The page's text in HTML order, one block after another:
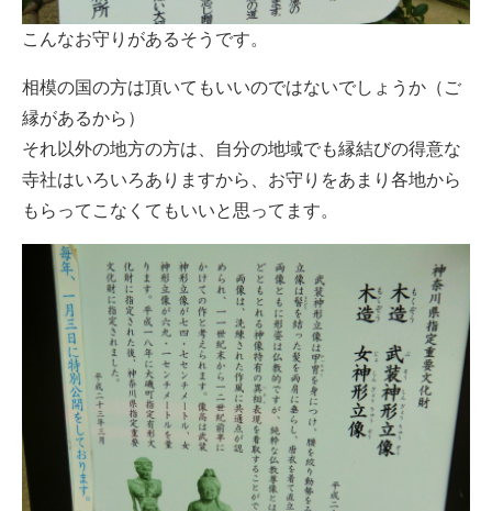
こんなお守りがあるそうです。
相模の国の方は頂いてもいいのではないでしょうか（ご
縁があるから）
それ以外の地方の方は、自分の地域でも縁結びの得意な
寺社はいろいろありますから、お守りをあまり各地から
もらってこなくてもいいと思ってます。